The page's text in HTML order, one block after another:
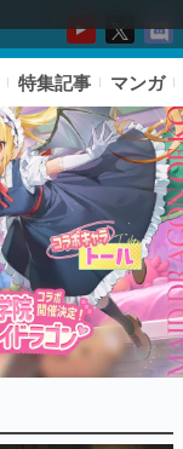
特集記事 マンガ